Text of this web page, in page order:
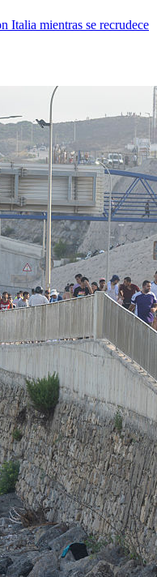
Italia mientras se recrudece